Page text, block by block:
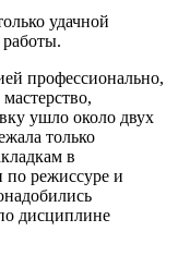
удачной
профессионально,
ушло около двух
только
в
по режиссуре и
дисциплине